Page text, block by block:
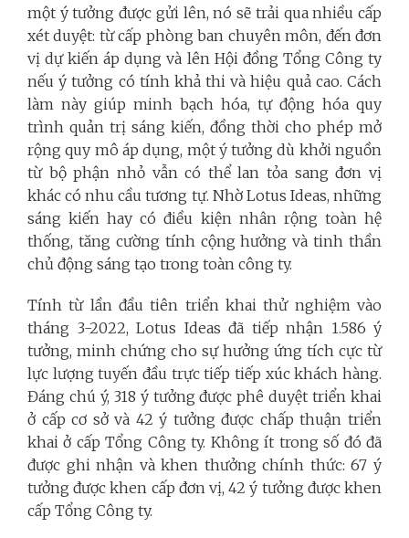
một ý tưởng được gửi lên, nó sẽ trải qua nhiều cấp
xét duyệt: từ cấp phòng ban chuyên môn, đến đơn
vị dự kiến áp dụng và lên Hội đồng Tổng Công ty
nếu ý tưởng có tính khả thi và hiệu quả cao. Cách
làm này giúp minh bạch hóa, tự động hóa quy
trình quản trị sáng kiến, đồng thời cho phép mở
rộng quy mô áp dụng, một ý tưởng dù khởi nguồn
từ bộ phận nhỏ vẫn có thể lan tỏa sang đơn vị
khác có nhu cầu tương tự. Nhờ Lotus Ideas, những
sáng kiến hay có điều kiện nhân rộng toàn hệ
thống, tăng cường tính cộng hưởng và tinh thần
chủ động sáng tạo trong toàn công ty.
Tính từ lần đầu tiên triển khai thử nghiệm vào
tháng 3-2022, Lotus Ideas đã tiếp nhận 1.586 ý
tưởng, minh chứng cho sự hưởng ứng tích cực từ
lực lượng tuyến đầu trực tiếp tiếp xúc khách hàng.
Đáng chú ý, 318 ý tưởng được phê duyệt triển khai
ở cấp cơ sở và 42 ý tưởng được chấp thuận triển
khai ở cấp Tổng Công ty. Không ít trong số đó đã
được ghi nhận và khen thưởng chính thức: 67 ý
tưởng được khen cấp đơn vị, 42 ý tưởng được khen
cấp Tổng Công ty.